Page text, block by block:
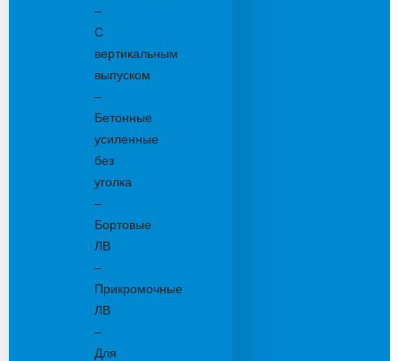
–
С
вертикальным
выпуском
–
Бетонные
усиленные
без
уголка
–
Бортовые
ЛВ
–
Прикромочные
ЛВ
–
Для